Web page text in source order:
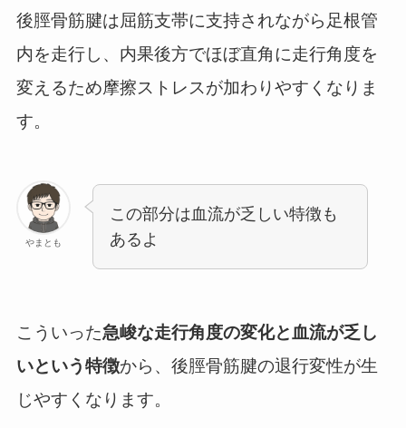
後脛骨筋腱は屈筋支帯に支持されながら足根管
内を走行し、内果後方でほぼ直角に走行角度を
変えるため摩擦ストレスが加わりやすくなりま
す。
やまとも
この部分は血流が乏しい特徴も
あるよ
こういった急峻な走行角度の変化と血流が乏し
いという特徴から、後脛骨筋腱の退行変性が生
じやすくなります。